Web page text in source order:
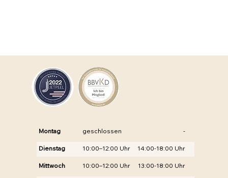
Montag geschlossen -
Dienstag 10:00–12:00 Uhr 14:00-18:00 Uhr
Mittwoch 10:00–12:00 Uhr 13:00-18:00 Uhr